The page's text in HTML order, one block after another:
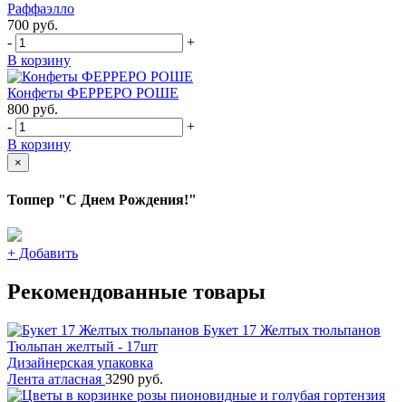
Раффаэлло
700 руб.
-
+
В корзину
Конфеты ФЕРРЕРО РОШЕ
800 руб.
-
+
В корзину
×
Топпер "С Днем Рождения!"
+ Добавить
Рекомендованные товары
Букет 17 Желтых тюльпанов
Тюльпан желтый - 17шт
Дизайнерская упаковка
Лента атласная 3290 руб.